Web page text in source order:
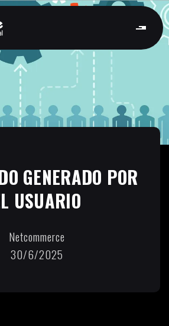
GENERADO POR
USUARIO
Netcommerce
30/6/2025